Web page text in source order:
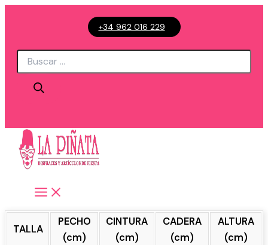
+34 962 016 229
Búsqueda
TALLA
PECHO
(cm)
CINTURA
(cm)
CADERA
(cm)
ALTURA
(cm)